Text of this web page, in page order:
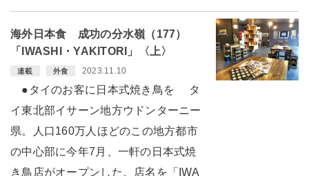
海外日本食 成功の分水嶺（177）
「IWASHI・YAKITORI」〈上〉
連載 外食 2023.11.10
●タイのお客に日本式焼き鳥を タ
イ東北部イサーン地方ウドンターニー
県。人口160万人ほどのこの地方都市
の中心部に今年7月、一軒の日本式焼
き鳥店がオープンした。店名を「IWA